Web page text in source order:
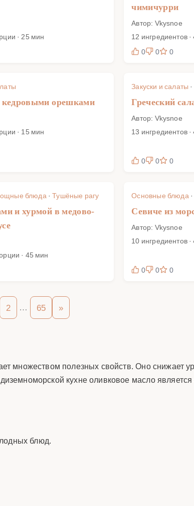
· 25 мин
чимичурри
Автор: Vkysnoe
12 ингредиентов
0
0 0
кедровыми орешками
· 15 мин
Закуски и салаты ·
Греческий
Автор: Vkysnoe
13 ингредиентов
0 0 0
блюда·Тушёные рагу
и хурмой в медово-
· 45 мин
Основные блюда·
Севиче из
Автор: Vkysnoe
10 ингредиентов
0 0 0
2 … 65 »
множеством полезных свойств. Оно снижает
кухне оливковое масло
блюд.